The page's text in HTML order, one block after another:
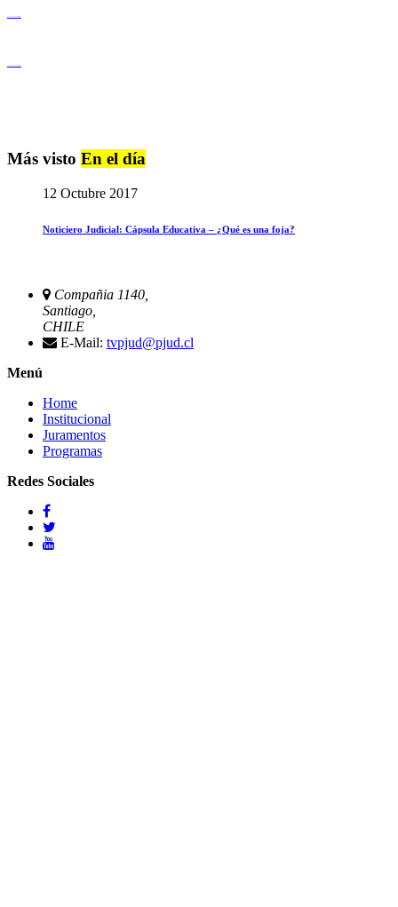
Más visto En el día
12 Octubre 2017
Noticiero Judicial: Cápsula Educativa – ¿Qué es una foja?
Compañia 1140,
Santiago,
CHILE
E-Mail: tvpjud@pjud.cl
Menú
Home
Institucional
Juramentos
Programas
Redes Sociales